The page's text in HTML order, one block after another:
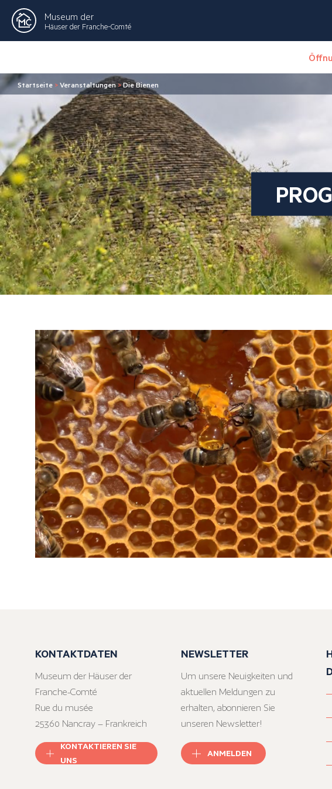
Museum der
Häuser der Franche-Comté
Startseite >Veranstaltungen>Die Bienen
KONTAKTDATEN
Museum der Häuser der
Franche-Comté
Rue du musée
25360 Nancray – Frankreich
KONTAKTIEREN SIE
UNS
NEWSLETTER
Um unsere Neuigkeiten und
aktuellen Meldungen zu
erhalten, abonnieren Sie
unseren Newsletter!
ANMELDEN